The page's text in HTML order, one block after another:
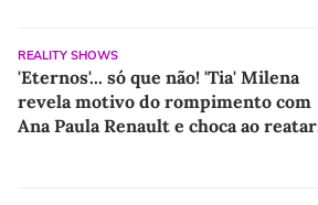
REALITY SHOWS
'Eternos'... só que não! 'Tia' Milena
revela motivo do rompimento com
Ana Paula Renault e choca ao reatar